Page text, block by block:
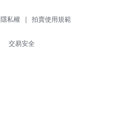
隱私權 | 拍賣使用規範
交易安全